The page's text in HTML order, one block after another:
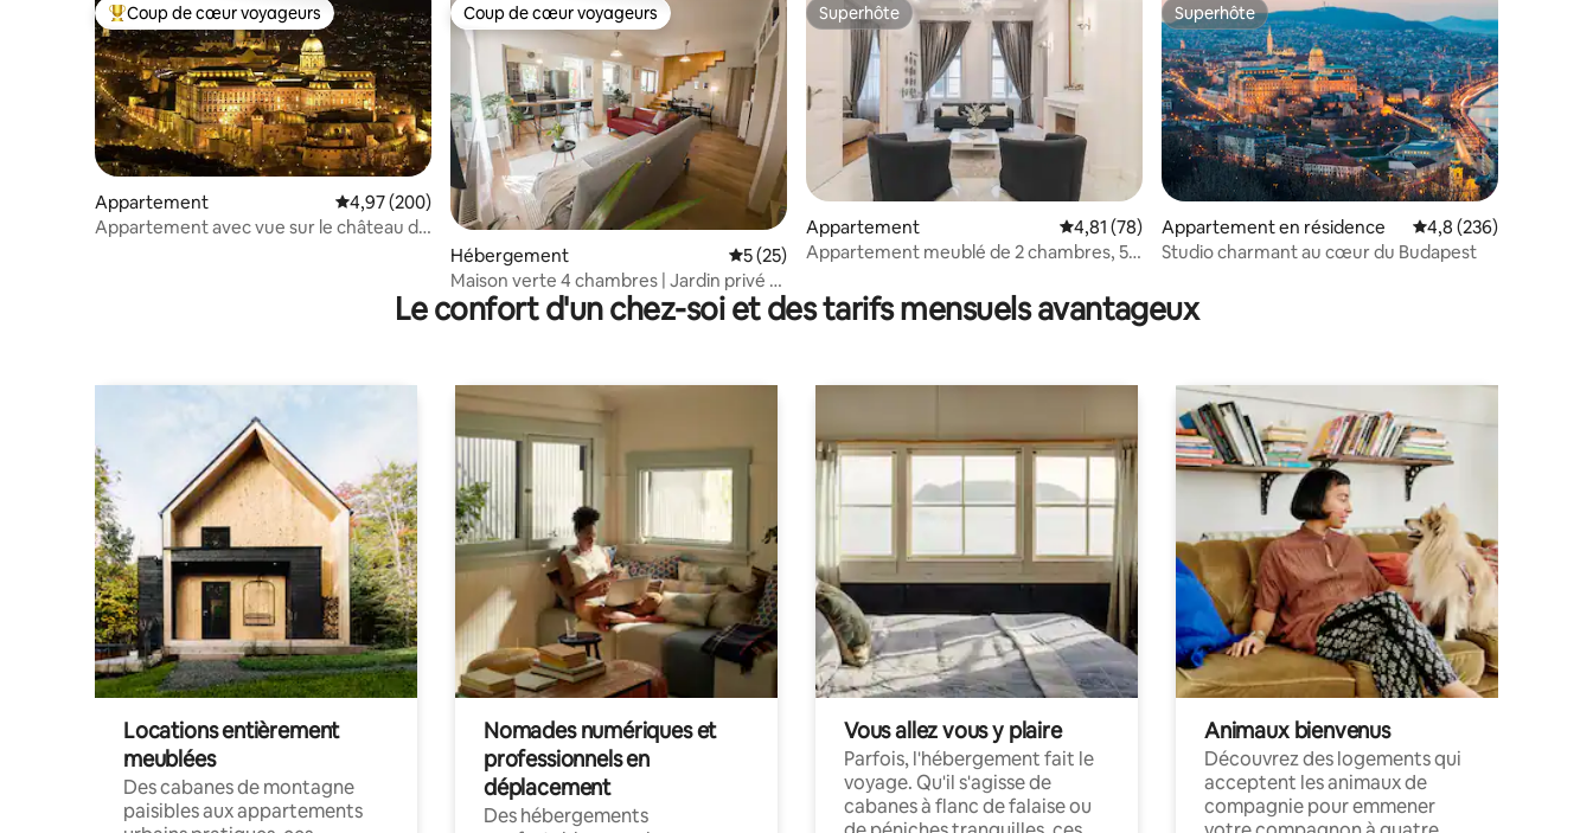
Coups de cœur voyageurs les plus appréciés
Coup de cœur voyageurs
Appartement Évaluation moyenne sur la base de 200 commentaires : 4,97 sur 5
4,97 (200)
Appartement avec vue sur le château de
Coup de cœur voyageurs
Coup de cœur voyageurs
Hébergement Évaluation moyenne sur la base de 25 commentaires : 5 sur 5
5 (25)
Maison verte 4 chambres | Jardin privé et
parking gratuit
Superhôte
Superhôte
Appartement Évaluation moyenne sur la base de 78 commentaires : 4,81 sur 5
4,81 (78)
Appartement meublé de 2 chambres, 5e
Superhôte
Superhôte
Appartement en résidence Évaluation moyenne
4,8 (236)
Studio charmant au cœur du Budapest
Le confort d'un chez-soi et des tarifs mensuels avantageux
Locations entièrement
meublées
Des cabanes de montagne
paisibles aux appartements
Nomades numériques et
professionnels en
déplacement
Des hébergements
Vous allez vous y plaire
Parfois, l'hébergement fait le
voyage. Qu'il s'agisse de
cabanes à flanc de falaise ou
Animaux bienvenus
Découvrez des logements qui
acceptent les animaux de
compagnie pour emmener